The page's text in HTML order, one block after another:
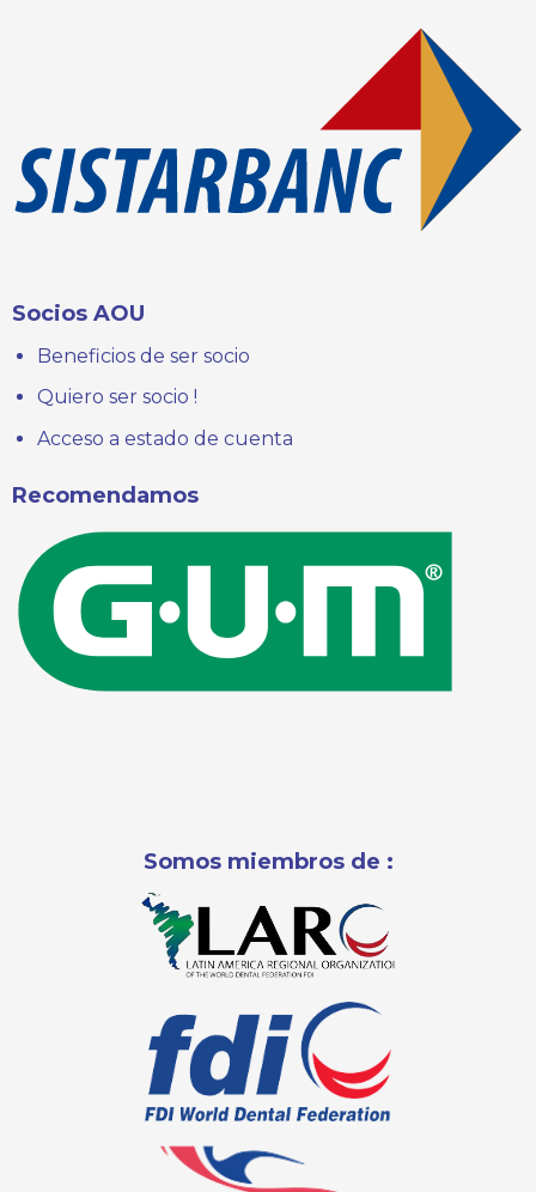
Socios AOU
Beneficios de ser socio
Quiero ser socio !
Acceso a estado de cuenta
Recomendamos
Somos miembros de :